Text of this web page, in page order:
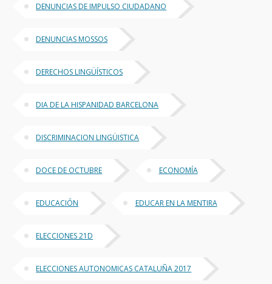
DENUNCIAS DE IMPULSO CIUDADANO
DENUNCIAS MOSSOS
DERECHOS LINGÜÍSTICOS
DIA DE LA HISPANIDAD BARCELONA
DISCRIMINACION LINGÜISTICA
DOCE DE OCTUBRE ECONOMÍA
EDUCACIÓN EDUCAR EN LA MENTIRA
ELECCIONES 21D
ELECCIONES AUTONOMICAS CATALUÑA 2017